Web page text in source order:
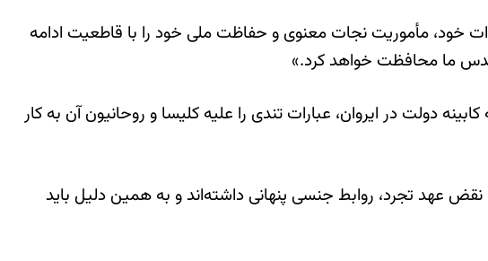
خود، مأموریت نجات معنوی و حفاظت ملی خود را با قاطعیت ادامه
ما محافظت خواهد کرد.»
دولت در ایروان، عبارات تندی را علیه کلیسا و روحانیون آن به کار
عهد تجرد، روابط جنسی پنهانی داشته‌اند و به همین دلیل باید